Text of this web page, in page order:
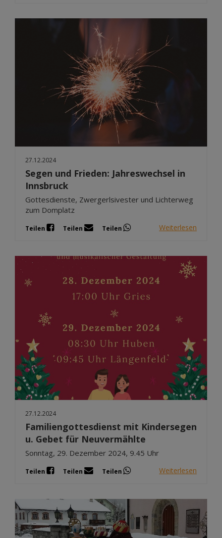
27.12.2024
Segen und Frieden: Jahreswechsel in
Innsbruck
Gottesdienste, Zwergerlsivester und Lichterweg
zum Domplatz
Teilen Teilen Teilen Weiterlesen
27.12.2024
Familiengottesdienst mit Kindersegen
u. Gebet für Neuvermählte
Sonntag, 29. Dezember 2024, 9.45 Uhr
Teilen Teilen Teilen Weiterlesen